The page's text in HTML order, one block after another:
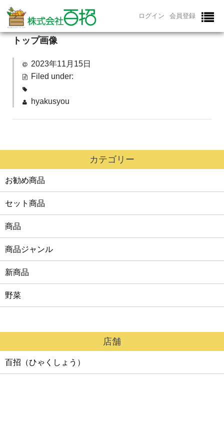
ログイン 会員登録
ホーム
百招について
お問い合わせ
特定商取引法に基づく表記
トップ画像
2023年11月15日
Filed under:
hyakusyou
カテゴリー
お勧め商品
セット商品
商品
商品ジャンル
新商品
野菜
店舗
百招（ひゃくしょう）